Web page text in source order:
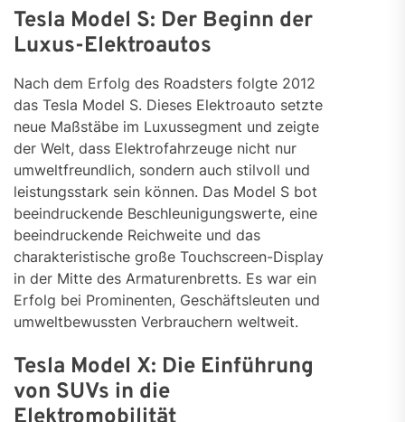
Tesla Model S: Der Beginn der
Luxus-Elektroautos
Nach dem Erfolg des Roadsters folgte 2012
das Tesla Model S. Dieses Elektroauto setzte
neue Maßstäbe im Luxussegment und zeigte
der Welt, dass Elektrofahrzeuge nicht nur
umweltfreundlich, sondern auch stilvoll und
leistungsstark sein können. Das Model S bot
beeindruckende Beschleunigungswerte, eine
beeindruckende Reichweite und das
charakteristische große Touchscreen-Display
in der Mitte des Armaturenbretts. Es war ein
Erfolg bei Prominenten, Geschäftsleuten und
umweltbewussten Verbrauchern weltweit.
Tesla Model X: Die Einführung
von SUVs in die